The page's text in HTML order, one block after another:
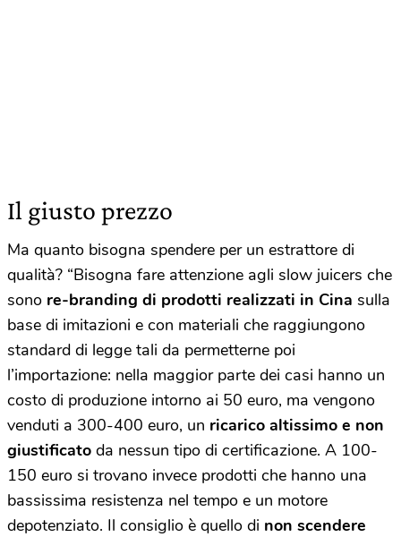
Il giusto prezzo
Ma quanto bisogna spendere per un estrattore di
qualità? “Bisogna fare attenzione agli slow juicers che
sono re-branding di prodotti realizzati in Cina sulla
base di imitazioni e con materiali che raggiungono
standard di legge tali da permetterne poi
l’importazione: nella maggior parte dei casi hanno un
costo di produzione intorno ai 50 euro, ma vengono
venduti a 300-400 euro, un ricarico altissimo e non
giustificato da nessun tipo di certificazione. A 100-
150 euro si trovano invece prodotti che hanno una
bassissima resistenza nel tempo e un motore
depotenziato. Il consiglio è quello di non scendere